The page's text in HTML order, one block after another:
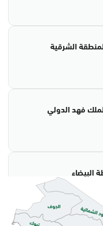
الشرقية
فهد الدولي
البيضاء